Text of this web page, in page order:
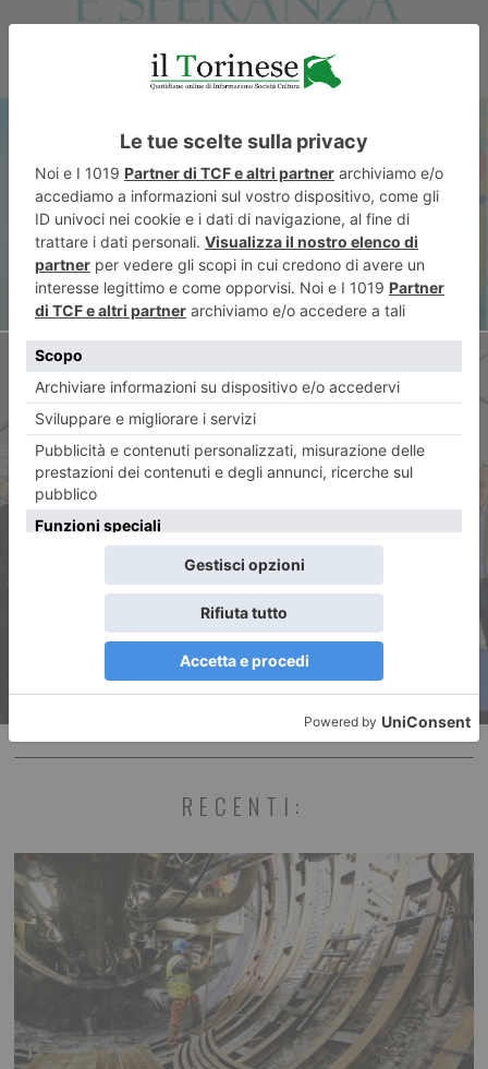
Clelia Castellano: “Il canto
dell’ebreo errante è una
lezione di speranza per tutti i
popoli”
ARTICOLO SUCCESSIVO
Inaugurata la nuova sede
dell’ITS Academy
Agroalimentare Piemonte
RECENTI: